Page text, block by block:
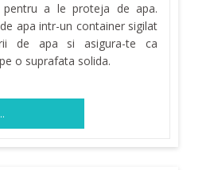
a le proteja de apa.
apa intr-un container sigilat
de apa si asigura-te ca
o suprafata solida.